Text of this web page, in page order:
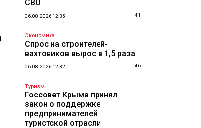
СВО
06.08.2026 12:35 41
Экономика
Спрос на строителей-
вахтовиков вырос в 1,5 раза
06.08.2026 12:32 46
Туризм
Госсовет Крыма принял
закон о поддержке
предпринимателей
туристской отрасли